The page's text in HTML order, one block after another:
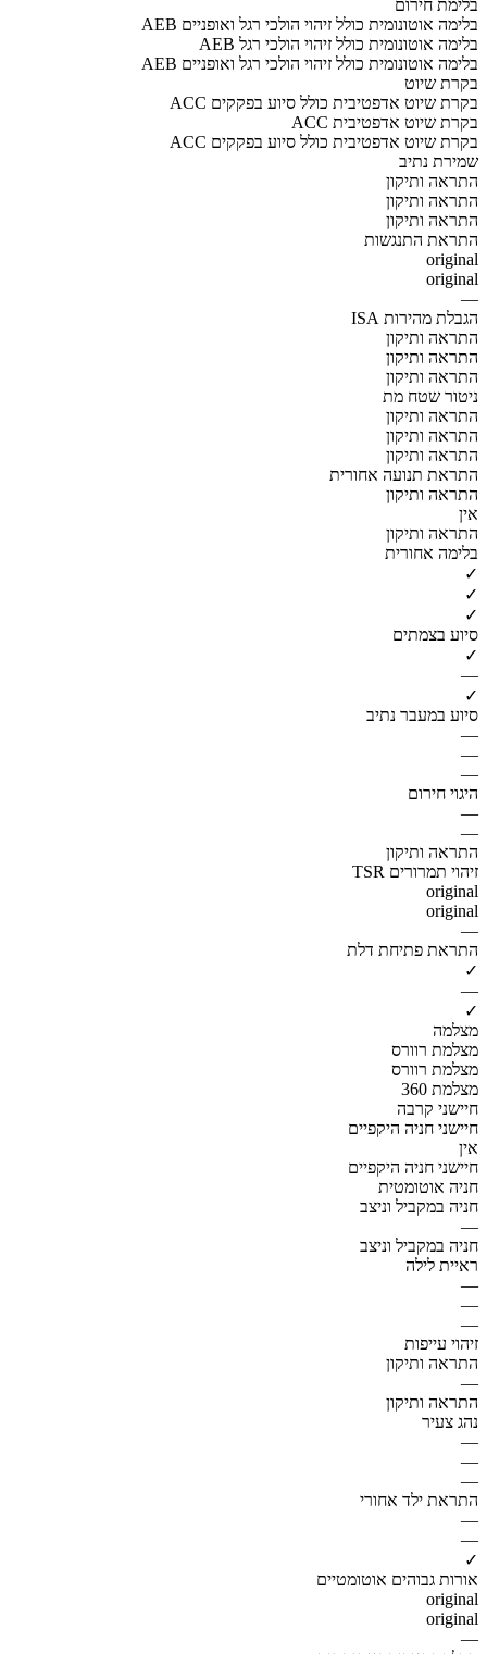
בלימת חירום
AEB בלימה אוטונומית כולל זיהוי הולכי רגל ואופניים
AEB בלימה אוטונומית כולל זיהוי הולכי רגל
AEB בלימה אוטונומית כולל זיהוי הולכי רגל ואופניים
בקרת שיוט
ACC בקרת שיוט אדפטיבית כולל סיוע בפקקים
ACC בקרת שיוט אדפטיבית
ACC בקרת שיוט אדפטיבית כולל סיוע בפקקים
שמירת נתיב
התראה ותיקון
התראה ותיקון
התראה ותיקון
התראת התנגשות
original
original
—
הגבלת מהירות ISA
התראה ותיקון
התראה ותיקון
התראה ותיקון
ניטור שטח מת
התראה ותיקון
התראה ותיקון
התראה ותיקון
התראת תנועה אחורית
התראה ותיקון
אין
התראה ותיקון
בלימה אחורית
✓
✓
✓
סיוע בצמתים
✓
—
✓
סיוע במעבר נתיב
—
—
—
היגוי חירום
—
—
התראה ותיקון
זיהוי תמרורים TSR
original
original
—
התראת פתיחת דלת
✓
—
✓
מצלמה
מצלמת רוורס
מצלמת רוורס
מצלמת 360
חיישני קרבה
חיישני חניה היקפיים
אין
חיישני חניה היקפיים
חניה אוטומטית
חניה במקביל וניצב
—
חניה במקביל וניצב
ראיית לילה
—
—
—
זיהוי עייפות
התראה ותיקון
—
התראה ותיקון
נהג צעיר
—
—
—
התראת ילד אחורי
—
—
✓
אורות גבוהים אוטומטיים
original
original
—